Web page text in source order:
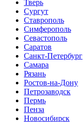
Тверь
Сургут
Ставрополь
Симферополь
Севастополь
Саратов
Санкт-Петербург
Самара
Рязань
Ростов-на-Дону
Петрозаводск
Пермь
Пенза
Новосибирск